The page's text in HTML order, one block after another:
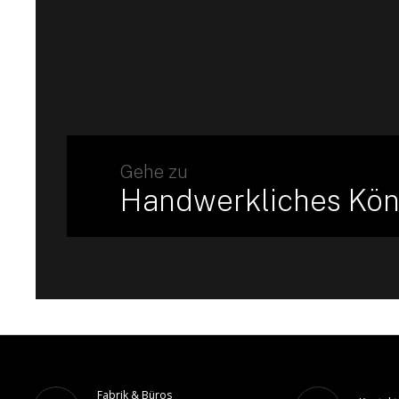
Gehe zu
Handwerkliches
Fabrik & Büros